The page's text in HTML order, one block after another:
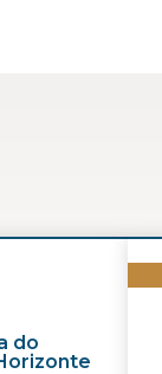
do